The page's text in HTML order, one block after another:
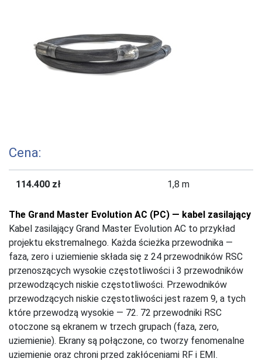
Cena:
114.400 zł 1,8 m
The Grand Master Evolution AC (PC) — kabel zasilający
Kabel zasilający Grand Master Evolution AC to przykład
projektu ekstremalnego. Każda ścieżka przewodnika —
faza, zero i uziemienie składa się z 24 przewodników RSC
przenoszących wysokie częstotliwości i 3 przewodników
przewodzących niskie częstotliwości. Przewodników
przewodzących niskie częstotliwości jest razem 9, a tych
które przewodzą wysokie — 72. 72 przewodniki RSC
otoczone są ekranem w trzech grupach (faza, zero,
uziemienie). Ekrany są połączone, co tworzy fenomenalne
uziemienie oraz chroni przed zakłóceniami RF i EMI.